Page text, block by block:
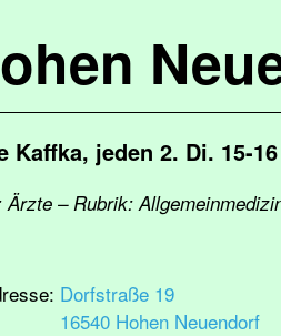
Kaffka, jeden 2. Di. 15-
Ärzte – Rubrik:
Dorfstraße 19
16540 Hohen Neuendorf